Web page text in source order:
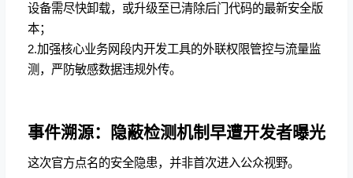
设备需尽快卸载，或升级至已清除后门代码的最新安全版
本；
2.加强核心业务网段内开发工具的外联权限管控与流量监
测，严防敏感数据违规外传。
事件溯源：隐蔽检测机制早遭开发者曝光
这次官方点名的安全隐患，并非首次进入公众视野。